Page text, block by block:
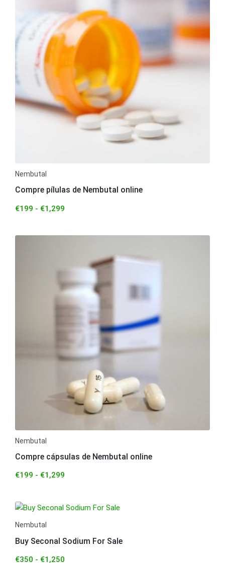
Nembutal
Compre pílulas de Nembutal online
€199 - €1,299
Nembutal
Compre cápsulas de Nembutal online
€199 - €1,299
Nembutal
Buy Seconal Sodium For Sale
€350 - €1,250